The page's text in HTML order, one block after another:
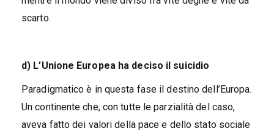
scarto.
d) L’Unione Europea ha deciso il suicidio
Paradigmatico è in questa fase il destino dell’Europa.
Un continente che, con tutte le parzialità del caso,
aveva fatto dei valori della pace e dello stato sociale